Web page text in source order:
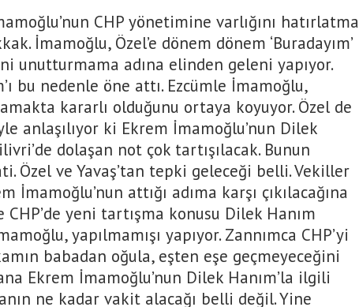
CHP yönetimine varlığını hatırlatma
İmamoğlu, Özel’e dönem dönem ‘Buradayım’
unutturmama adına elinden geleni yapıyor.
bu nedenle öne attı. Ezcümle İmamoğlu,
kararlı olduğunu ortaya koyuyor. Özel de
anlaşılıyor ki Ekrem İmamoğlu’nun Dilek
dolaşan not çok tartışılacak. Bunun
Özel ve Yavaş’tan tepki geleceği belli. Vekiller
İmamoğlu’nun attığı adıma karşı çıkılacağına
yeni tartışma konusu Dilek Hanım
yapılmamışı yapıyor. Zannımca CHP’yi
babadan oğula, eşten eşe geçmeyeceğini
Ekrem İmamoğlu’nun Dilek Hanım’la ilgili
ne kadar vakit alacağı belli değil. Yine